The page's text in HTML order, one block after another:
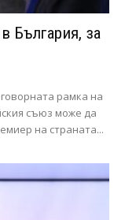
България, за
рамка на
съюз може да
на страната...